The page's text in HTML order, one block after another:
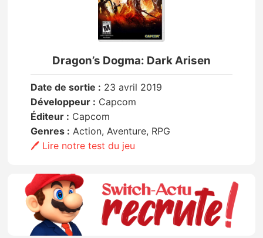
Dragon’s Dogma: Dark Arisen
Date de sortie : 23 avril 2019
Développeur : Capcom
Éditeur : Capcom
Genres : Action, Aventure, RPG
🖊️ Lire notre test du jeu